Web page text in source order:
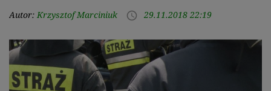
Autor: Krzysztof Marciniuk access_time 29.11.2018 22:19